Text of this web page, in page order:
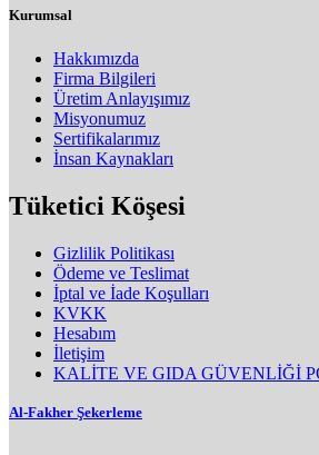
Kurumsal
Hakkımızda
Firma Bilgileri
Üretim Anlayışımız
Misyonumuz
Sertifikalarımız
İnsan Kaynakları
Tüketici Köşesi
Gizlilik Politikası
Ödeme ve Teslimat
İptal ve İade Koşulları
KVKK
Hesabım
İletişim
KALİTE VE GIDA GÜVENLİĞİ
Al-Fakher Şekerleme